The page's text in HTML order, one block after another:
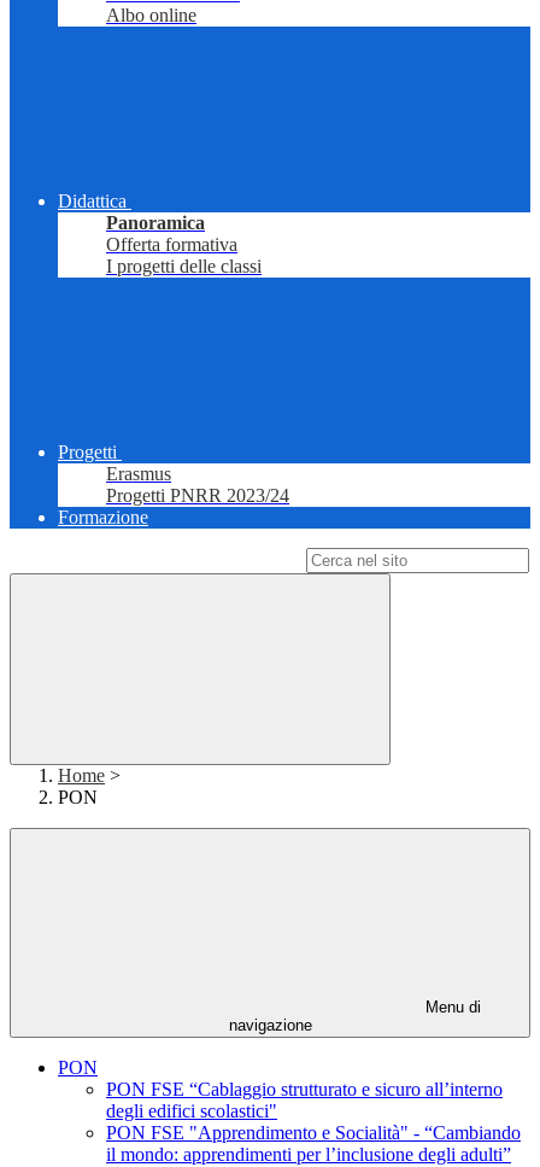
Albo online
Didattica
Panoramica
Offerta formativa
I progetti delle classi
Progetti
Erasmus
Progetti PNRR 2023/24
Formazione
Home >
PON
Menu di
navigazione
PON
PON FSE “Cablaggio strutturato e sicuro all’interno
degli edifici scolastici"
PON FSE "Apprendimento e Socialità" - “Cambiando
il mondo: apprendimenti per l’inclusione degli adulti”